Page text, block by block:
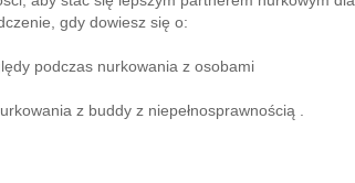
gdy dowiesz się o:
podczas nurkowania z osobami
z buddy z niepełnosprawnością .